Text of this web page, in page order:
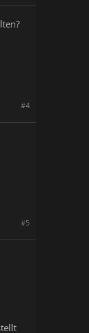
#4
#5